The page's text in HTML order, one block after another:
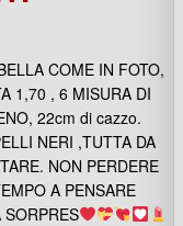
COME IN FOTO,
1,70 , 6 MISURA DI
22cm di cazzo.
NERI ,TUTTA DA
NON PERDERE
A PENSARE